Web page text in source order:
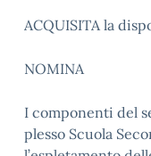
ACQUISITA la
NOMINA
I componenti del
plesso Scuola